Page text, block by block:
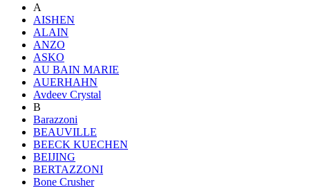
A
AISHEN
ALAIN
ANZO
ASKO
AU BAIN MARIE
AUERHAHN
Avdeev Crystal
B
Barazzoni
BEAUVILLE
BEECK KUECHEN
BEIJING
BERTAZZONI
Bone Crusher